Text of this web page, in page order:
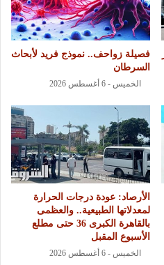
فصيلة زواحف.. نموذج فريد لأبحاث
السرطان
الخميس - 6 أغسطس 2026
الأرصاد: عودة درجات الحرارة
لمعدلاتها الطبيعية.. والعظمى
بالقاهرة الكبرى 36 حتى مطلع
الأسبوع المقبل
الخميس - 6 أغسطس 2026